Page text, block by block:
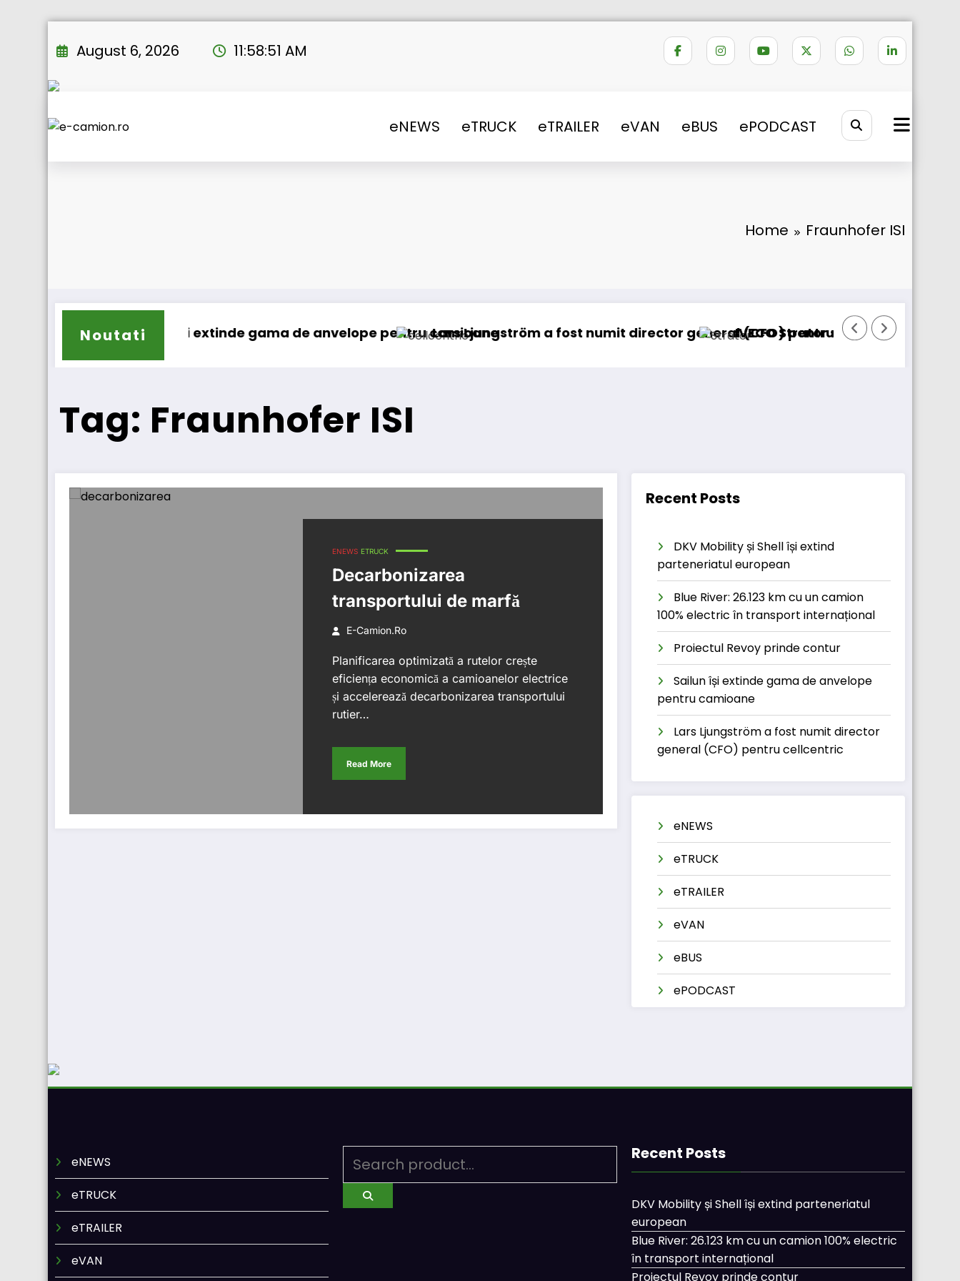
to
August 6, 2026 11:58:51 AM
eNEWS eTRUCK eTRAILER eVAN eBUS ePODCAST
Home Fraunhofer ISI
Noutati
Sailun își extinde gama de anvelope pentru camioaneLars Ljungström a fost numit director general (CFO) pentru cellcentric
IVECO Strator se întoarce
Tag: Fraunhofer ISI
ENEWS ETRUCK
Decarbonizarea
transportului de marfă
E-Camion.ro
Planificarea optimizată a rutelor crește
eficiența economică a camioanelor electrice
și accelerează decarbonizarea transportului
rutier…
Read More
Recent Posts
DKV Mobility și Shell își extind
parteneriatul european
Blue River: 26.123 km cu un camion
100% electric în transport internațional
Proiectul Revoy prinde contur
Sailun își extinde gama de anvelope
pentru camioane
Lars Ljungström a fost numit director
general (CFO) pentru cellcentric
eNEWS
eTRUCK
eTRAILER
eVAN
eBUS
ePODCAST
eNEWS
eTRUCK
eTRAILER
eVAN
Recent Posts
DKV Mobility și Shell își extind parteneriatul
european
Blue River: 26.123 km cu un camion 100% electric
în transport internațional
Proiectul Revoy prinde contur